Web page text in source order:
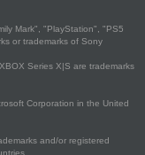
Mark", "PlayStation", "PS5
or trademarks of Sony
Series X|S are trademarks
Corporation in the United
and/or registered